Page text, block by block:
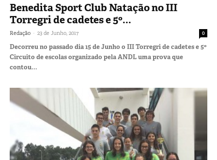
Benedita Sport Club Natação no III
Torregri de cadetes e 5º...
Redação - 23 de Junho, 2017 0
Decorreu no passado dia 15 de Junho o III Torregri de cadetes e 5º
Circuito de escolas organizado pela ANDL uma prova que
contou...